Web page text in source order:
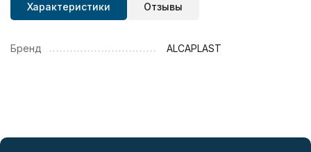
Характеристики Отзывы
Бренд ALCAPLAST